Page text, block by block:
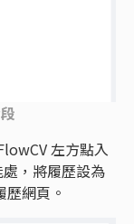
左方點入
，將履歷設為
網頁。